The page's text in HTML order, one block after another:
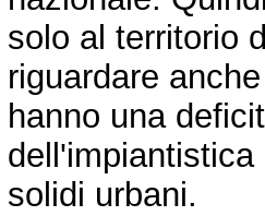
solo al territorio
riguardare
hanno una
solidi urbani.